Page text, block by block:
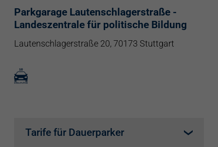
Parkgarage Lautenschlagerstraße -
Landeszentrale für politische Bildung
Lautenschlagerstraße 20, 70173 Stuttgart
Tarife für Dauerparker